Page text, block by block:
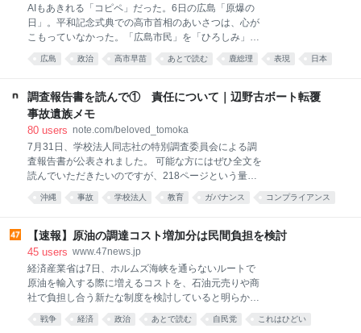
いてはこの連載で過去に触れたことがある（『みいち
ゃんと山田さん』について思うこと：ロマン優光連載
368）ので、改めて自分の評価を書くことはしないが
「この作品は作者の体験をベースに軽度知的障害の人
体裁程度の
AIもあきれる「コピペ」だった。6日の広島「原爆の
日」。平和記念式典での高市首相のあいさつは、心が
こもっていなかった。「広島市民」を「ひろしみ」と
噛んだだけじゃない。相変わらずの定型文を読み上げ
たからだ。 高市首相が「政治の師」と仰ぐ安倍元首相
を比較させると、類似性は「85％」と判定した。〈唯
一の戦争被爆国として「核兵器のない世界」の実現に
向け〉〈「非核三原則」を堅持〉との表現は完全一
致。やはり高市首相は従来の政府方針をなぞったにす
ぎない。 前任者は違った。昨年のあいさつの結びで、
石破前首相は「原爆歌人」と呼ばれた正田篠枝の短歌
を2度繰り返した。 「太き骨は先生ならむ そのそばに
小さきあたまの骨 あつまれり」 昨年は原爆投下から
返すまい」と
広島 政治 高市早苗 あとで読む 鹿総理 表現 日本
調査報告書を読んで① 責任について｜辺野古ボート転覆
事故遺族メモ
80 users note.com/beloved_tomoka
7月31日、学校法人同志社の特別調査委員会による調
査報告書が公表されました。 可能な方にはぜひ全文を
読んでいただきたいのですが、218ページという量
と、記号化された人名のため、実際に読もうとする
と、皆様苦労されるかと思います。 今回の記事から、
回に分ける予定で、1回目は、報道各社を通じたコメ
ントでも触れた「責任」についてです。 この調査は、
強制力のない任意の調査としては、丁寧に調査がされ
たものという印象です。 そして報告書は、学校法人同
志社に「明らかに安全配慮義務違反があった」と認定
た計画を策定し、実施する義務。 ・生徒と保護者への
沖縄 事故 学校法人 教育 ガバナンス コンプライアンス
【速報】原油の調達コスト増加分は民間負担を検討
45 users www.47news.jp
経済産業省は7日、ホルムズ海峡を通らないルートで
原油を輸入する際に増えるコストを、石油元売りや商
社で負担し合う新たな制度を検討していると明らかに
した。調達先の多角化が狙い。
戦争 経済 政治 あとで読む 自民党 これはひどい